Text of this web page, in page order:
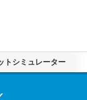
トシミュレーター